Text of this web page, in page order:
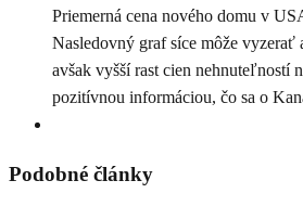
Priemerná cena nového domu v
Nasledovný graf síce môže vyzerať
avšak vyšší rast cien nehnuteľností
pozitívnou informáciou, čo sa o
Podobné články